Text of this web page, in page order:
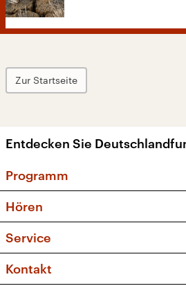
Zur Startseite
Entdecken Sie
Programm
Sendungen und Podcasts
Musikliste
Kakadu – Das
Hören
Frequenzen (UKW + DAB+)
Service
FAQ
Kontakt